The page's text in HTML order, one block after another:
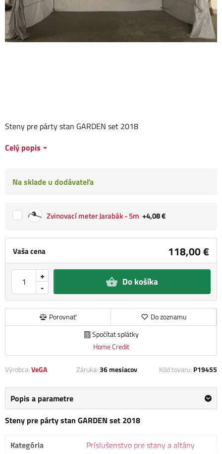
Vaša cena 118,00 €
-
+ Do košíka
Porovnať
Do zoznamu
Spočítat splátky
Home Credit
Steny pre párty stan GARDEN set 2018
Celý popis
Na sklade u dodávateľa
Zvinovací meter Jarabák - 5m +4,08 €
Výrobca:VeGA Záruka:36 mesiacov Kód tovaru: P19455
Popis a parametre
Steny pre párty stan GARDEN set 2018
Kategória
Príslušenstvo pre stany a altány